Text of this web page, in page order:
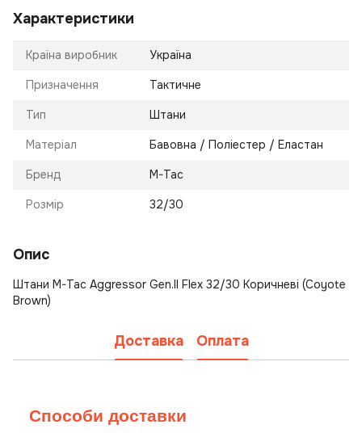
Характеристики
Країна виробник Україна
Призначення Тактичне
Тип Штани
Матеріал Бавовна / Поліестер / Еластан
Бренд M-Tac
Розмір 32/30
Опис
Штани M-Tac Aggressor Gen.II Flex 32/30 Коричневі (Coyote
Brown)
Доставка Оплата
Способи доставки